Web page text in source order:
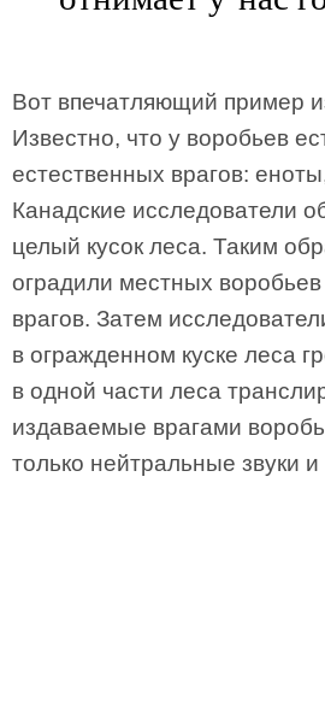
Вот впечатляющий пример
Известно, что у воробьев
естественных врагов:
Канадские исследователи
целый кусок леса. Таким
оградили местных
врагов. Затем
в огражденном куске леса
в одной части леса
издаваемые врагами
только нейтральные звуки